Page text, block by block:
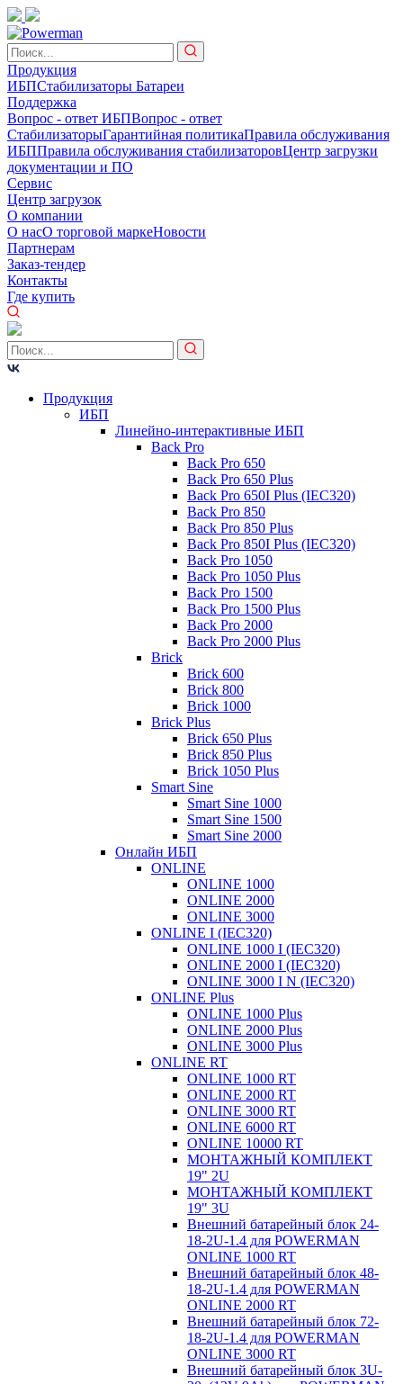
Продукция
ИБПСтабилизаторы Батареи
Поддержка
Вопрос - ответ ИБПВопрос - ответ
СтабилизаторыГарантийная политикаПравила обслуживания
ИБППравила обслуживания стабилизаторовЦентр загрузки
документации и ПО
Сервис
Центр загрузок
О компании
О насО торговой маркеНовости
Партнерам
Заказ-тендер
Контакты
Где купить
Продукция
ИБП
Линейно-интерактивные ИБП
Back Pro
Back Pro 650
Back Pro 650 Plus
Back Pro 650I Plus (IEC320)
Back Pro 850
Back Pro 850 Plus
Back Pro 850I Plus (IEC320)
Back Pro 1050
Back Pro 1050 Plus
Back Pro 1500
Back Pro 1500 Plus
Back Pro 2000
Back Pro 2000 Plus
Brick
Brick 600
Brick 800
Brick 1000
Brick Plus
Brick 650 Plus
Brick 850 Plus
Brick 1050 Plus
Smart Sine
Smart Sine 1000
Smart Sine 1500
Smart Sine 2000
Онлайн ИБП
ONLINE
ONLINE 1000
ONLINE 2000
ONLINE 3000
ONLINE I (IEC320)
ONLINE 1000 I (IEC320)
ONLINE 2000 I (IEC320)
ONLINE 3000 I N (IEC320)
ONLINE Plus
ONLINE 1000 Plus
ONLINE 2000 Plus
ONLINE 3000 Plus
ONLINE RT
ONLINE 1000 RT
ONLINE 2000 RT
ONLINE 3000 RT
ONLINE 6000 RT
ONLINE 10000 RT
МОНТАЖНЫЙ КОМПЛЕКТ
19" 2U
МОНТАЖНЫЙ КОМПЛЕКТ
19" 3U
Внешний батарейный блок 24-
18-2U-1.4 для POWERMAN
ONLINE 1000 RT
Внешний батарейный блок 48-
18-2U-1.4 для POWERMAN
ONLINE 2000 RT
Внешний батарейный блок 72-
18-2U-1.4 для POWERMAN
ONLINE 3000 RT
Внешний батарейный блок 3U-